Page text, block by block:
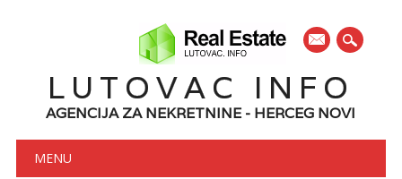
mail
LUTOVAC INFO
AGENCIJA ZA NEKRETNINE - HERCEG NOVI
Main menu
MENU